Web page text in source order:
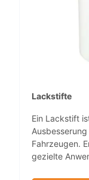
Lackstifte
Ein Lackstift
Fahrzeugen.
gezielte